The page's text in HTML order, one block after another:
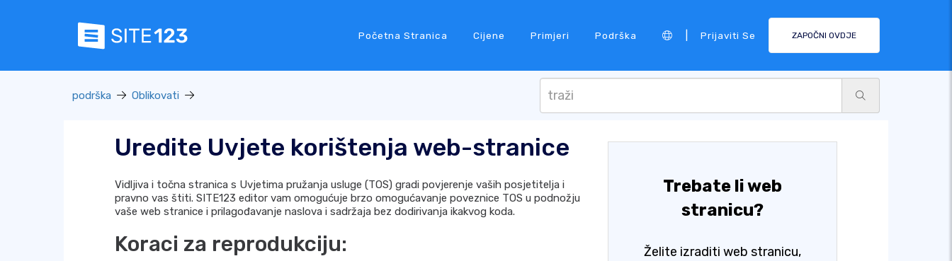
Početna Stranica Cijene Primjeri Podrška Prijaviti Se ZAPOČNI OVDJE
podrška Oblikovati
Uredite Uvjete korištenja web-stranice
Vidljiva i točna stranica s Uvjetima pružanja usluge (TOS) gradi povjerenje vaših posjetitelja i
pravno vas štiti. SITE123 editor vam omogućuje brzo omogućavanje poveznice TOS u podnožju
vaše web stranice i prilagođavanje naslova i sadržaja bez dodirivanja ikakvog koda.
Koraci za reprodukciju:
Trebate li web
stranicu?
Želite izraditi web stranicu,